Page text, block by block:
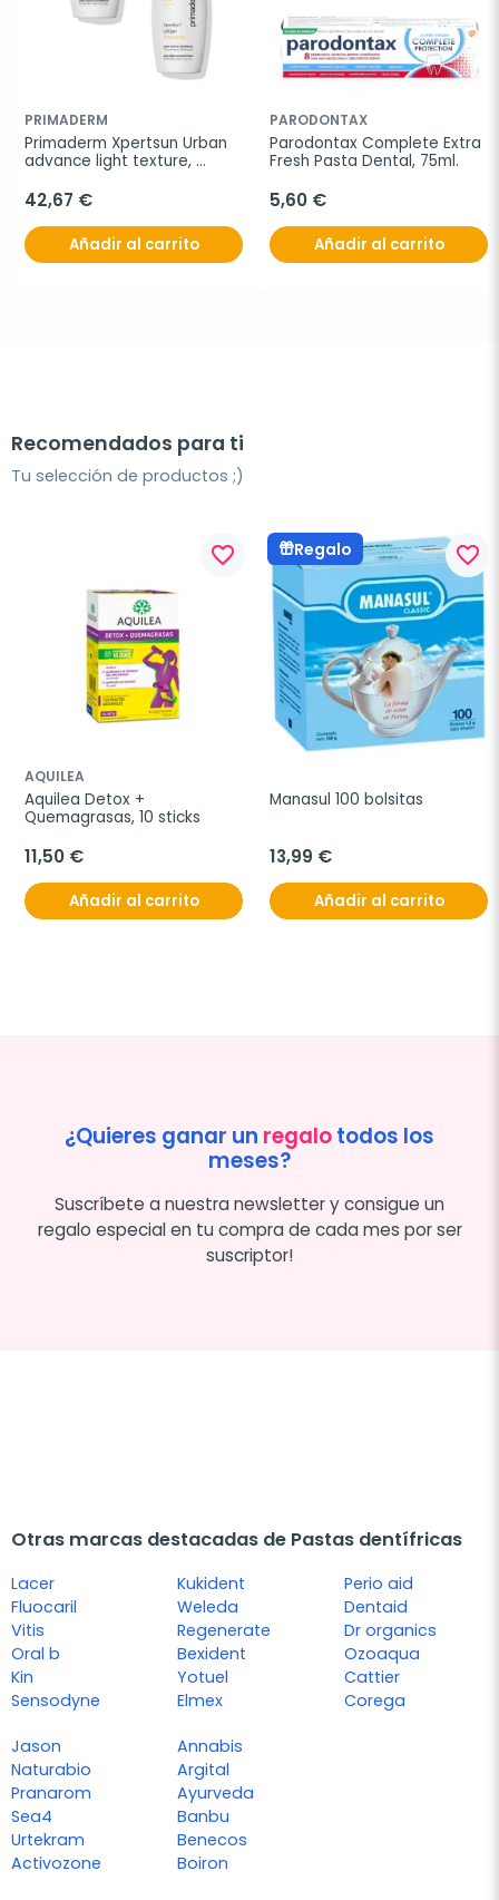
PRIMADERM
Primaderm Xpertsun Urban
advance light texture,
42,67 €
Añadir al carrito
PARODONTAX
Parodontax Complete Extra
Fresh Pasta Dental, 75ml.
5,60 €
Añadir al carrito
Recomendados para ti
Tu selección de productos ;)
favorite_border
AQUILEA
Aquilea Detox +
Quemagrasas, 10 sticks
11,50 €
Añadir al carrito
Regalo favorite_border
Manasul 100 bolsitas
13,99 €
Añadir al carrito
¿Quieres ganar un regalotodos los
meses?
Suscríbete a nuestra newsletter y consigue un
regalo especial en tu compra de cada mes por ser
suscriptor!
Otras marcas destacadas de Pastas dentífricas
Lacer
Fluocaril
Vitis
Oral b
Kin
Sensodyne
Kukident
Weleda
Regenerate
Bexident
Yotuel
Elmex
Perio aid
Dentaid
Dr organics
Ozoaqua
Cattier
Corega
Jason
Naturabio
Pranarom
Sea4
Urtekram
Activozone
Annabis
Argital
Ayurveda
Banbu
Benecos
Boiron